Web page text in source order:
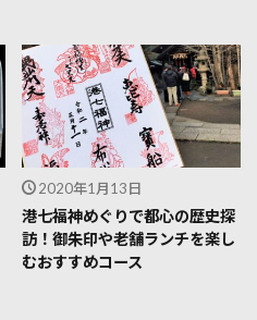
2020年1月13日
港七福神めぐりで都心の歴史探
訪！御朱印や老舗ランチを楽し
むおすすめコース